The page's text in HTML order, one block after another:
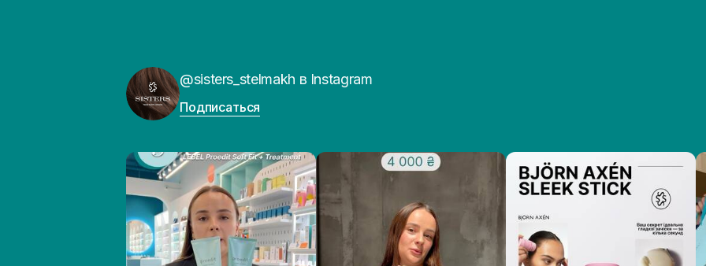
@sisters_stelmakh в Instagram
Подписаться